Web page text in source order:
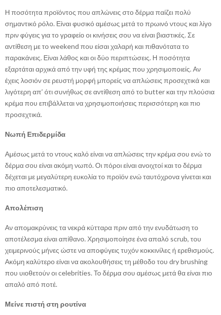
Η ποσότητα προϊόντος που απλώνεις στο δέρμα παίζει πολύ
σημαντικό ρόλο. Είναι φυσικό αμέσως μετά το πρωινό ντους και λίγο
πριν φύγεις για το γραφείο οι κινήσεις σου να είναι βιαστικές. Σε
αντίθεση με το weekend που είσαι χαλαρή και πιθανότατα το
παρακάνεις. Είναι λάθος και οι δύο περιπτώσεις. Η ποσότητα
εξαρτάται αρχικά από την υφή της κρέμας που χρησιμοποιείς. Αν
έχεις λοσιόν σε ρευστή μορφή μπορείς να απλώσεις προσεχτικά και
λιγότερη απ’ ότι συνήθως σε αντίθεση από το butter και την πλούσια
κρέμα που επιβάλλεται να χρησιμοποιήσεις περισσότερη και πιο
προσεχτικά.
Νωπή Επιδερμίδα
Αμέσως μετά το ντους καλό είναι να απλώσεις την κρέμα σου ενώ το
δέρμα σου είναι ακόμη νωπό. Οι πόροι είναι ανοιχτοί και το δέρμα
δέχεται με μεγαλύτερη ευκολία το προϊόν ενώ ταυτόχρονα γίνεται και
πιο αποτελεσματικό.
Απολέπιση
Αν απομακρύνεις τα νεκρά κύτταρα πριν από την ενυδάτωση το
αποτέλεσμα είναι απίθανο. Χρησιμοποίησε ένα απαλό scrub, του
χειμερινούς μήνες ώστε να αποφύγεις τυχόν κοκκινίλες ή ερεθισμούς.
Ακόμη καλύτερο είναι να ακολουθήσεις τη μέθοδο του dry brushing
που υιοθετούν οι celebrities. Το δέρμα σου αμέσως μετά θα είναι πιο
απαλό από ποτέ.
Μείνε πιστή στη ρουτίνα